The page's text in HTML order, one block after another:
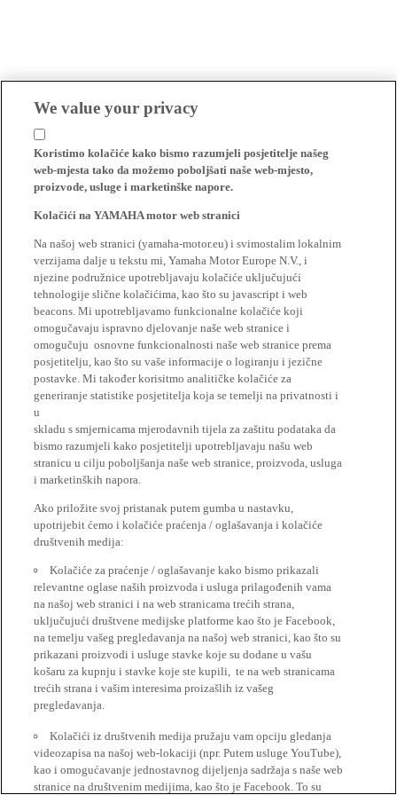
We value your privacy
Koristimo kolačiće kako bismo razumjeli posjetitelje našeg
web-mjesta tako da možemo poboljšati naše web-mjesto,
proizvode, usluge i marketinške napore.
Kolačići na YAMAHA motor web stranici
Na našoj web stranici (yamaha-motor.eu) i svimostalim lokalnim
verzijama dalje u tekstu mi, Yamaha Motor Europe N.V., i
njezine podružnice upotrebljavaju kolačiće uključujući
tehnologije slične kolačićima, kao što su javascript i web
beacons. Mi upotrebljavamo funkcionalne kolačiće koji
omogučavaju ispravno djelovanje naše web stranice i
omogučuju osnovne funkcionalnosti naše web stranice prema
posjetitelju, kao što su vaše informacije o logiranju i jezične
postavke. Mi također korisitmo analitičke kolačiće za
generiranje statistike posjetitelja koja se temelji na privatnosti i
u
skladu s smjernicama mjerodavnih tijela za zaštitu podataka da
bismo razumjeli kako posjetitelji upotrebljavaju našu web
stranicu u cilju poboljšanja naše web stranice, proizvoda, usluga
i marketinških napora.
Ako priložite svoj pristanak putem gumba u nastavku,
upotrijebit ćemo i kolačiće praćenja / oglašavanja i kolačiće
društvenih medija:
Kolačiće za praćenje / oglašavanje kako bismo prikazali
relevantne oglase naših proizvoda i usluga prilagođenih vama
na našoj web stranici i na web stranicama trećih strana,
uključujući društvene medijske platforme kao što je Facebook,
na temelju vašeg pregledavanja na našoj web stranici, kao što su
prikazani proizvodi i usluge stavke koje su dodane u vašu
košaru za kupnju i stavke koje ste kupili, te na web stranicama
trećih strana i vašim interesima proizašlih iz vašeg
pregledavanja.
Kolačići iz društvenih medija pružaju vam opciju gledanja
videozapisa na našoj web-lokaciji (npr. Putem usluge YouTube),
kao i omogućavanje jednostavnog dijeljenja sadržaja s naše web
stranice na društvenim medijima, kao što je Facebook. To su